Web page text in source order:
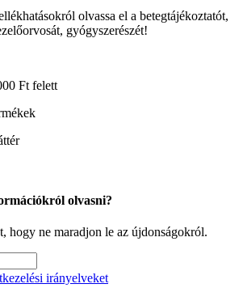
olvassa el a betegtájékoztatót,
gyógyszerészét!
Ft felett
olvasni?
hogy ne maradjon le az újdonságokról.
irányelveket